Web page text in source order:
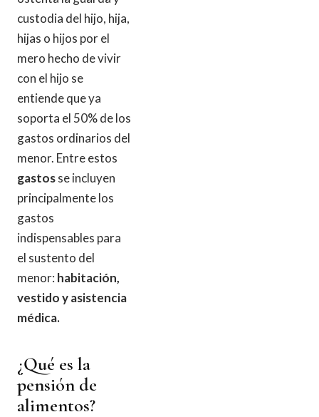
custodia del hijo, hija,
hijas o hijos por el
mero hecho de vivir
con el hijo se
entiende que ya
soporta el 50% de los
gastos ordinarios del
menor. Entre estos
gastosse incluyen
principalmente los
gastos
indispensables para
el sustento del
menor: habitación,
vestido y asistencia
médica.
¿Qué es la
pensión de
alimentos?